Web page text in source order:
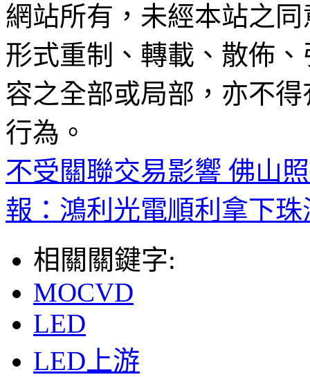
網站所有，未經本站之
形式重制、轉載、散佈
容之全部或局部，亦不
行為。
不受關聯交易影響 佛山
報：鴻利光電順利拿下
相關關鍵字:
MOCVD
LED
LED上游